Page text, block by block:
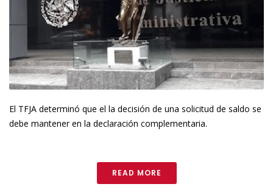
El TFJA determinó que el la decisión de una solicitud de saldo se
debe mantener en la declaración complementaria.
READ MORE